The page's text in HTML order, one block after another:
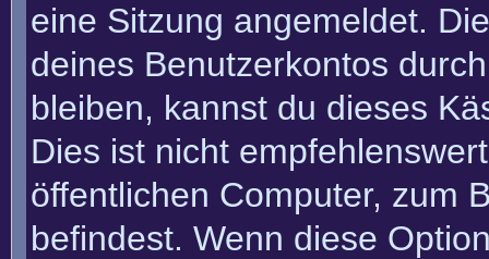
eine Sitzung angemeldet.
deines Benutzerkontos
bleiben, kannst du dieses
Dies ist nicht
öffentlichen Computer, zum
befindest. Wenn diese